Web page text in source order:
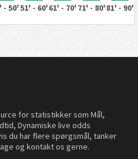
- 50'51' - 60'61' - 70' 71' - 80'81' - 90'
for statistikker som Mål,
Dynamiske live odds
du har flere spørgsmål, tanker
og kontakt os gerne.